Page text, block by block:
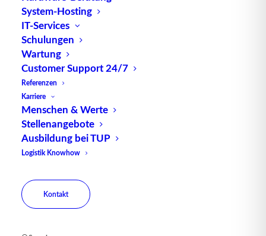
System-Hosting
IT-Services
Schulungen
Wartung
Customer Support 24/7
Referenzen
Karriere
Menschen & Werte
Stellenangebote
Ausbildung bei TUP
Logistik Knowhow
Kontakt
Die Durchführung der Fahraufträge selbst ist
Aufgabe der unterlagerten Steuerungsebene.
Die Transportsteuerung deckt die
Ebenen 6 und 5 des Ebenenmodells nach
15276 ab.
Mehr Informationen finden Sie unter
Transportbeauftragung
Bildquelle: © Kadmy – Fotolia.com